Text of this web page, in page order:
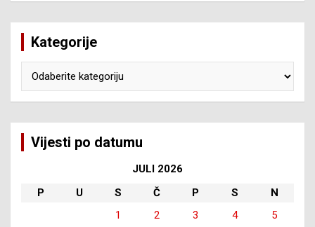
Kategorije
Vijesti po datumu
JULI 2026
P
U S Č P S
N
1
2 3 4
5